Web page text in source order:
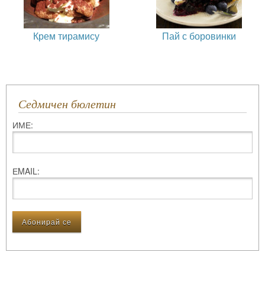
Крем тирамису Пай с боровинки
Седмичен бюлетин
ИМЕ:
ЕMAIL: